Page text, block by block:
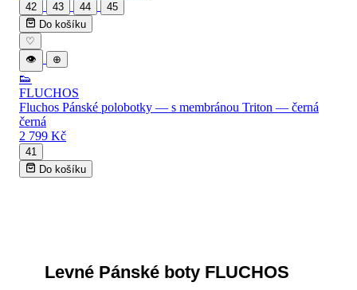
42 43 44
45
Do košíku
♡
👁
⊕
👟
FLUCHOS
Fluchos Pánské polobotky — s membránou Triton — černá
černá
2 799 Kč
41
Do košíku
Levné Pánské boty FLUCHOS